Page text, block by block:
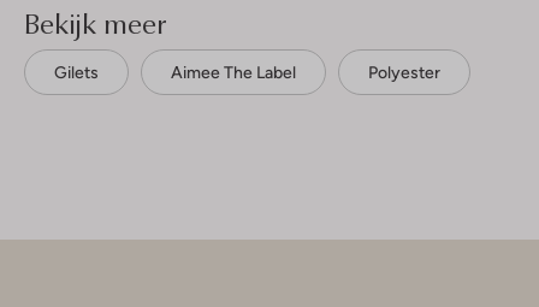
Bekijk meer
Gilets Aimee The Label Polyester